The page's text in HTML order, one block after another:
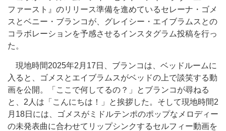
ファースト』のリリース準備を進めているセレーナ・ゴメ
スとベニー・ブランコが、グレイシー・エイブラムスとの
コラボレーションを予感させるインスタグラム投稿を行っ
た。
現地時間2025年2月17日、ブランコは、ベッドルームに
入ると、ゴメスとエイブラムスがベッドの上で談笑する動
画を公開。「ここで何してるの？」とブランコが尋ねる
と、2人は「こんにちは！」と挨拶した。そして現地時間2
月18日には、ゴメスがミドルテンポのポップなメロディー
の未発表曲に合わせてリップシンクするセルフィー動画を